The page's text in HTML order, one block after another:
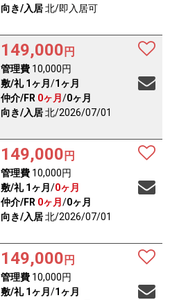
向き/入居北/即入居可
149,000 円
管理費10,000円
敷/礼 1ヶ月 /1ヶ月
仲介/FR 0ヶ月 /0ヶ月
向き/入居北/2026/07/01
149,000 円
管理費10,000円
敷/礼 1ヶ月 /0ヶ月
仲介/FR 0ヶ月 /0ヶ月
向き/入居北/2026/07/01
149,000 円
管理費10,000円
敷/礼 1ヶ月 /1ヶ月